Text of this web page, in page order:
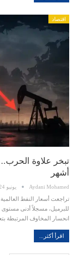
اقتصاد
تبخر علاوة
أشهر
Aydani Mohamed يونيو 24, 2026
للبرميل، مسجلاً أدنى مستوى
انحسار المخاوف المرتبطة
اقرأ أكثر...